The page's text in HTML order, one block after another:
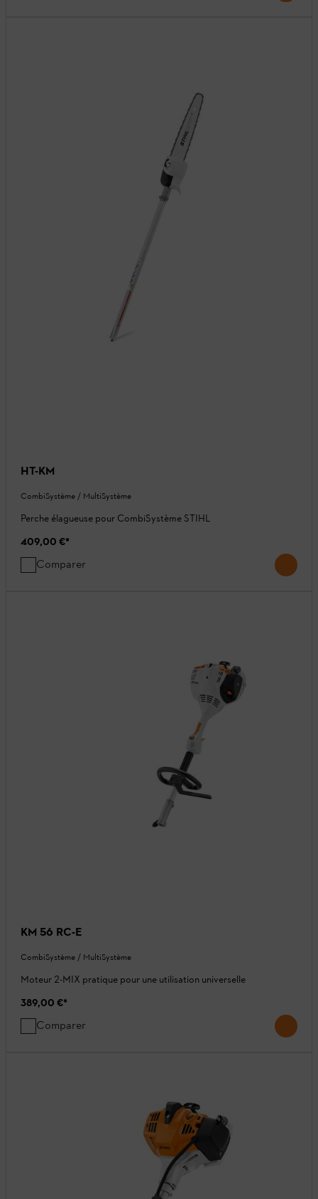
HT-KM
CombiSystème / MultiSystème
Perche élagueuse pour CombiSystème STIHL
409,00 €*
Comparer
KM 56 RC-E
CombiSystème / MultiSystème
Moteur 2-MIX pratique pour une utilisation universelle
389,00 €*
Comparer